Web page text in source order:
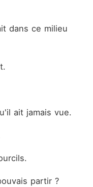
dans ce milieu
ait jamais vue.
partir ?